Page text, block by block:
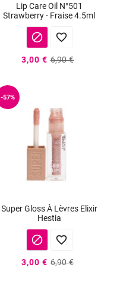
Lip Care Oil N°501
Strawberry - Fraise 4.5ml
 
3,00 € 6,90 €
-57%
Super Gloss À Lèvres Elixir
Hestia
 
3,00 € 6,90 €